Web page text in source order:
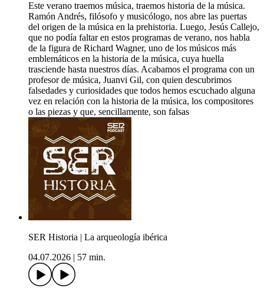
Este verano traemos música, traemos historia de la música.
Ramón Andrés, filósofo y musicólogo, nos abre las puertas
del origen de la música en la prehistoria. Luego, Jesús Callejo,
que no podía faltar en estos programas de verano, nos habla
de la figura de Richard Wagner, uno de los músicos más
emblemáticos en la historia de la música, cuya huella
trasciende hasta nuestros días. Acabamos el programa con un
profesor de música, Juanvi Gil, con quien descubrimos
falsedades y curiosidades que todos hemos escuchado alguna
vez en relación con la historia de la música, los compositores
o las piezas y que, sencillamente, son falsas
SER Historia | La arqueología ibérica
04.07.2026
57 min.